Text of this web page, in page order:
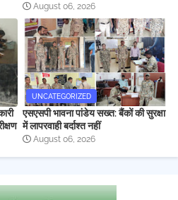
August 06, 2026
UNCATEGORIZED
एसएसपी भावना पांडेय सख्त: बैंकों की सुरक्षा
में लापरवाही बर्दाश्त नहीं
August 06, 2026